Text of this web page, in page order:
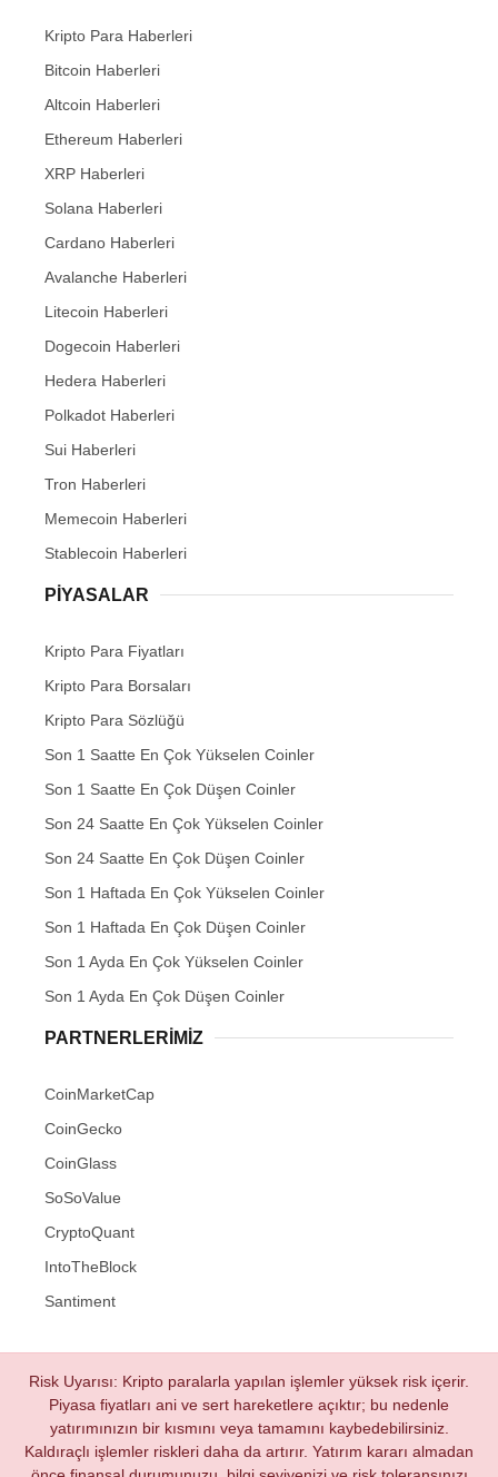
Kripto Para Haberleri
Bitcoin Haberleri
Altcoin Haberleri
Ethereum Haberleri
XRP Haberleri
Solana Haberleri
Cardano Haberleri
Avalanche Haberleri
Litecoin Haberleri
Dogecoin Haberleri
Hedera Haberleri
Polkadot Haberleri
Sui Haberleri
Tron Haberleri
Memecoin Haberleri
Stablecoin Haberleri
PIYASALAR
Kripto Para Fiyatları
Kripto Para Borsaları
Kripto Para Sözlüğü
Son 1 Saatte En Çok Yükselen Coinler
Son 1 Saatte En Çok Düşen Coinler
Son 24 Saatte En Çok Yükselen Coinler
Son 24 Saatte En Çok Düşen Coinler
Son 1 Haftada En Çok Yükselen Coinler
Son 1 Haftada En Çok Düşen Coinler
Son 1 Ayda En Çok Yükselen Coinler
Son 1 Ayda En Çok Düşen Coinler
PARTNERLERIMIZ
CoinMarketCap
CoinGecko
CoinGlass
SoSoValue
CryptoQuant
IntoTheBlock
Santiment
Risk Uyarısı: Kripto paralarla yapılan işlemler yüksek risk içerir.
Piyasa fiyatları ani ve sert hareketlere açıktır; bu nedenle
yatırımınızın bir kısmını veya tamamını kaybedebilirsiniz.
Kaldıraçlı işlemler riskleri daha da artırır. Yatırım kararı almadan